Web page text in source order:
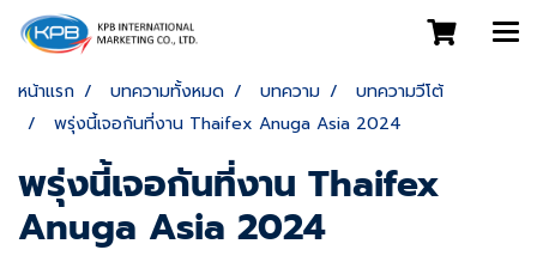
หน้าแรก บทความทั้งหมด บทความ
บทความวีโต้
พรุ่งนี้เจอกันที่งาน Thaifex Anuga Asia 2024
พรุ่งนี้เจอกันที่งาน Thaifex
Anuga Asia 2024